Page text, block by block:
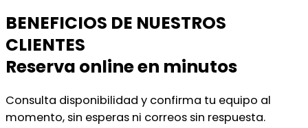
BENEFICIOS DE NUESTROS
CLIENTES
Reserva online en minutos
Consulta disponibilidad y confirma tu equipo al
momento, sin esperas ni correos sin respuesta.